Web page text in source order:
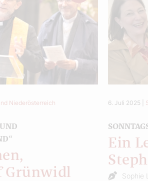
Niederösterreich
Grünwidl
6. Juli 2025
Ein
Sophie